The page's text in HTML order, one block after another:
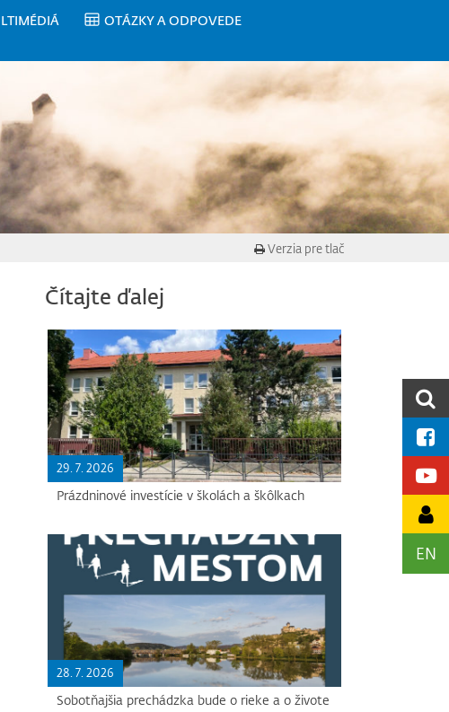
OTÁZKY A ODPOVEDE
EN
Verzia pre tlač
Čítajte ďalej
29. 7. 2026
Prázdninové investície v školách a škôlkach
28. 7. 2026
Sobotňajšia prechádzka bude o rieke a o živote